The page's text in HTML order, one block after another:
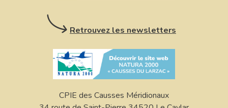
Retrouvez les newsletters
CPIE des Causses Méridionaux